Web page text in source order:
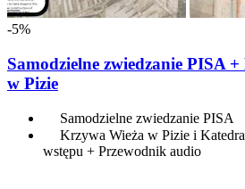
-5%
Samodzielne zwiedzanie PISA
w Pizie
Samodzielne zwiedzanie PISA
Krzywa Wieża w Pizie i
wstępu + Przewodnik audio